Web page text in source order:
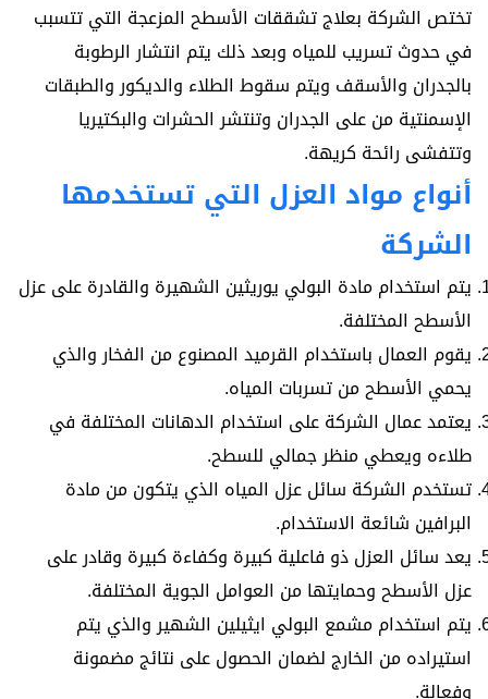
تختص الشركة بعلاج تشققات الأسطح المزعجة التي تتسبب
في حدوث تسريب للمياه وبعد ذلك يتم انتشار الرطوبة
بالجدران والأسقف ويتم سقوط الطلاء والديكور والطبقات
الإسمنتية من على الجدران وتنتشر الحشرات والبكتيريا
وتتفشى رائحة كريهة.
أنواع مواد العزل التي تستخدمها
الشركة
يتم استخدام مادة البولي يوريثين الشهيرة والقادرة على عزل
الأسطح المختلفة.
يقوم العمال باستخدام القرميد المصنوع من الفخار والذي
يحمي الأسطح من تسربات المياه.
يعتمد عمال الشركة على استخدام الدهانات المختلفة في
طلاءه ويعطي منظر جمالي للسطح.
تستخدم الشركة سائل عزل المياه الذي يتكون من مادة
البرافين شائعة الاستخدام.
يعد سائل العزل ذو فاعلية كبيرة وكفاءة كبيرة وقادر على
عزل الأسطح وحمايتها من العوامل الجوية المختلفة.
يتم استخدام مشمع البولي ايثيلين الشهير والذي يتم
استيراده من الخارج لضمان الحصول على نتائج مضمونة
وفعالة.